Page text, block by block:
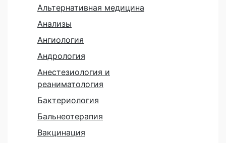
Альтернативная медицина
Анализы
Ангиология
Андрология
Анестезиология и
реаниматология
Бактериология
Бальнеотерапия
Вакцинация